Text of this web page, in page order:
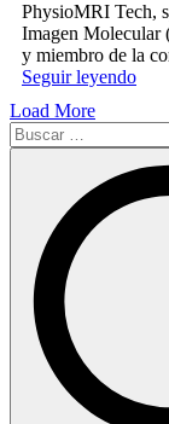
PhysioMRI Tech,
Imagen Molecular
y miembro de la
Seguir leyendo
Load More